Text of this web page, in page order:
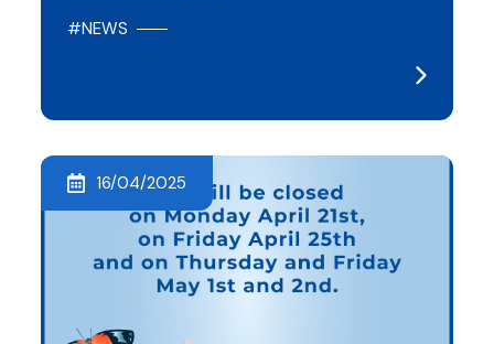
#NEWS
16/04/2025